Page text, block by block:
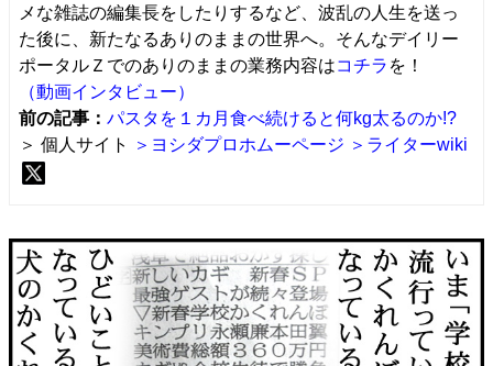
メな雑誌の編集長をしたりするなど、波乱の人生を送っ
た後に、新たなるありのままの世界へ。そんなデイリー
ポータルＺでのありのままの業務内容はコチラ を！
（動画インタビュー）
前の記事： パスタを１カ月食べ続けると何kg太るのか!?
＞ 個人サイト
＞ヨシダプロホムーページ ＞ライターwiki